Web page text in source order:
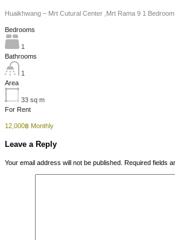
Huaikhwang – Mrt Cutural Center ,Mrt Rama 9 1
Bedrooms
1
Bathrooms
1
Area
33 sq m
For Rent
12,000฿ Monthly
Leave a Reply
Your email address will not be published. Required fields